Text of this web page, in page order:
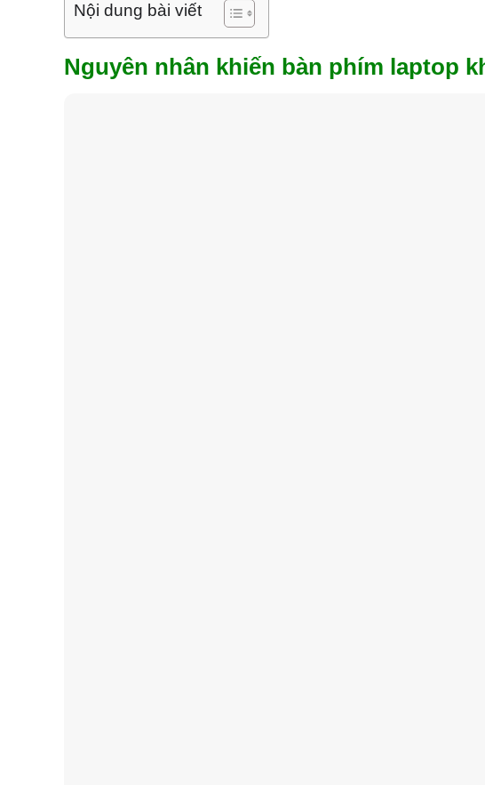
Nội dung bài viết
Nguyên nhân khiến bàn phím laptop